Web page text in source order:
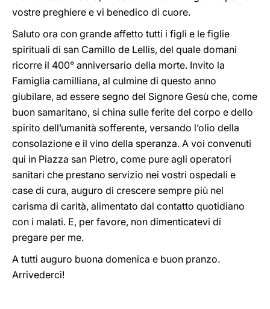
vostre preghiere e vi benedico di cuore.
Saluto ora con grande affetto tutti i figli e le figlie
spirituali di san Camillo de Lellis, del quale domani
ricorre il 400° anniversario della morte. Invito la
Famiglia camilliana, al culmine di questo anno
giubilare, ad essere segno del Signore Gesù che, come
buon samaritano, si china sulle ferite del corpo e dello
spirito dell’umanità sofferente, versando l’olio della
consolazione e il vino della speranza. A voi convenuti
qui in Piazza san Pietro, come pure agli operatori
sanitari che prestano servizio nei vostri ospedali e
case di cura, auguro di crescere sempre più nel
carisma di carità, alimentato dal contatto quotidiano
con i malati. E, per favore, non dimenticatevi di
pregare per me.
A tutti auguro buona domenica e buon pranzo.
Arrivederci!